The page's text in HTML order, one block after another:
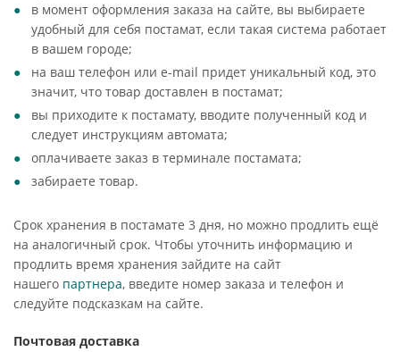
в момент оформления заказа на сайте, вы выбираете
удобный для себя постамат, если такая система работает
в вашем городе;
на ваш телефон или e-mail придет уникальный код, это
значит, что товар доставлен в постамат;
вы приходите к постамату, вводите полученный код и
следует инструкциям автомата;
оплачиваете заказ в терминале постамата;
забираете товар.
Срок хранения в постамате 3 дня, но можно продлить ещё
на аналогичный срок. Чтобы уточнить информацию и
продлить время хранения зайдите на сайт
нашего партнера, введите номер заказа и телефон и
следуйте подсказкам на сайте.
Почтовая доставка